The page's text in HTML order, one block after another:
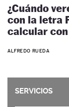
¿Cuándo
con la letra
calcular
ALFREDO RUEDA